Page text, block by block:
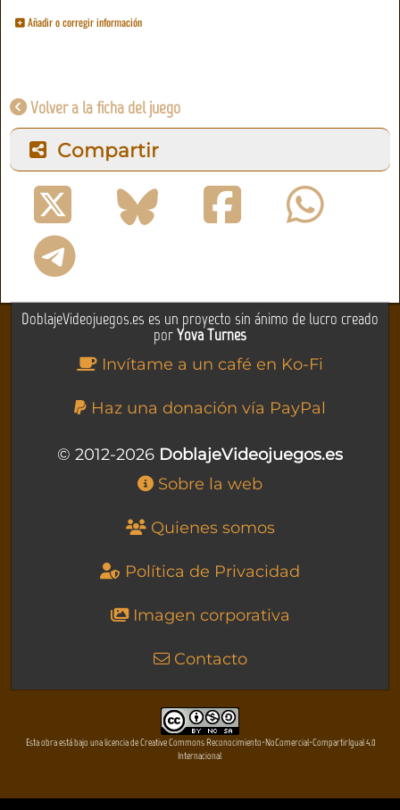
Añadir o corregir información
Volver a la ficha del juego
Compartir
DoblajeVideojuegos.es es un proyecto sin ánimo de lucro creado
porYova Turnes
Invítame a un café en Ko-Fi
Haz una donación vía PayPal
© 2012-2026 DoblajeVideojuegos.es
Sobre la web
Quienes somos
Política de Privacidad
Imagen corporativa
Contacto
Esta obra está bajo una licencia de Creative Commons Reconocimiento-NoComercial-CompartirIgual 4.0
Internacional